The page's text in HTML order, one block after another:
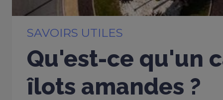
SAVOIRS UTILES
Qu'est-ce qu'un
îlots amandes ?